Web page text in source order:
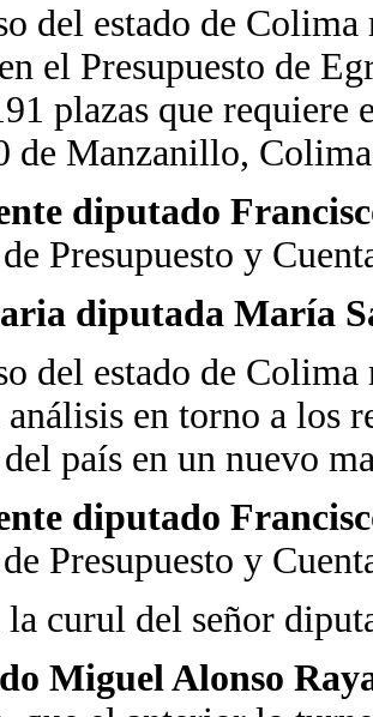
del estado de
el Presupuesto de
plazas que
de Manzanillo,
diputado
Presupuesto y
diputada María
del estado de
en torno a los
país en un nuevo
diputado
Presupuesto y
la curul del señor
Miguel Alonso